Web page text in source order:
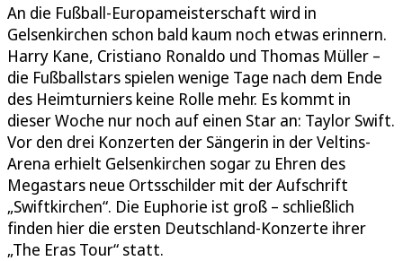
An die Fußball-Europameisterschaft wird in
Gelsenkirchen schon bald kaum noch etwas erinnern.
Harry Kane, Cristiano Ronaldo und Thomas Müller –
die Fußballstars spielen wenige Tage nach dem Ende
des Heimturniers keine Rolle mehr. Es kommt in
dieser Woche nur noch auf einen Star an: Taylor Swift.
Vor den drei Konzerten der Sängerin in der Veltins-
Arena erhielt Gelsenkirchen sogar zu Ehren des
Megastars neue Ortsschilder mit der Aufschrift
„Swiftkirchen“. Die Euphorie ist groß – schließlich
finden hier die ersten Deutschland-Konzerte ihrer
„The Eras Tour“ statt.